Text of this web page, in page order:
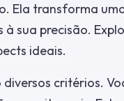
Ela transforma
sua precisão.
ideais.
critérios.